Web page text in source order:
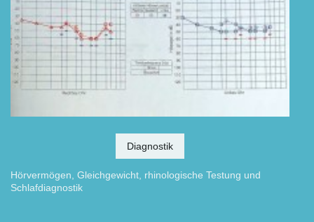
Diagnostik
Hörvermögen, Gleichgewicht, rhinologische Testung und
Schlafdiagnostik